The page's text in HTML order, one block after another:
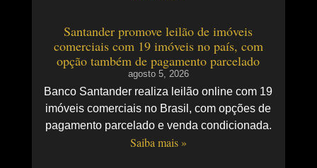
Santander promove leilão de imóveis
comerciais com 19 imóveis no país, com
opção também de pagamento parcelado
agosto 5, 2026
Banco Santander realiza leilão online com 19
imóveis comerciais no Brasil, com opções de
pagamento parcelado e venda condicionada.
Saiba mais »